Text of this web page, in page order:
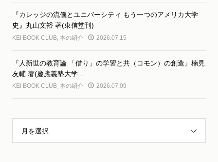
『カレッジの流儀とユニバーシティ もう一つのアメリカ大学
史』丸山文裕 著(東信堂刊)
KEI BOOK CLUB, 本の紹介 2026.07.15
『人新世の教育論 「借り」の学習と共（コモン）の創造』楠見
友輔 著(慶應義塾大学...
KEI BOOK CLUB, 本の紹介 2026.07.09
月を選択